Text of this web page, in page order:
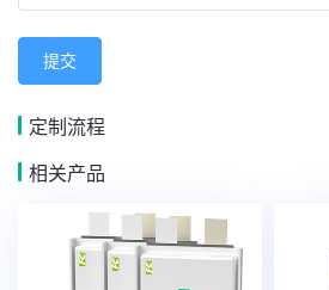
提交
定制流程
相关产品